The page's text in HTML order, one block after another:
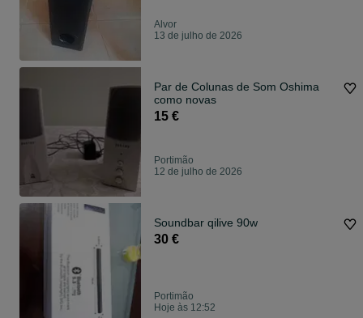
Alvor
13 de julho de 2026
Par de Colunas de Som Oshima
como novas
15 €
Portimão
12 de julho de 2026
Soundbar qilive 90w
30 €
Portimão
Hoje às 12:52